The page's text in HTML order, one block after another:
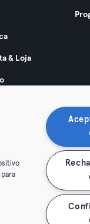
& Loja
Rescindir